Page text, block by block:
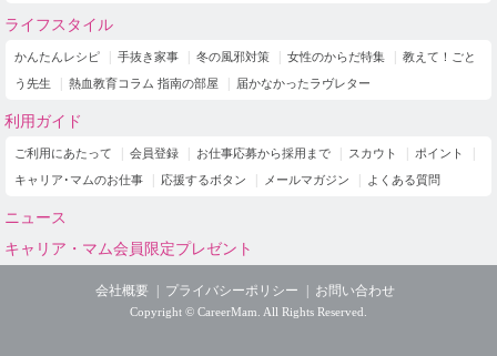
ライフスタイル
かんたんレシピ 手抜き家事 冬の風邪対策 女性のからだ特集
教えて！ごと
う先生
熱血教育コラム 指南の部屋 届かなかったラヴレター
利用ガイド
ご利用にあたって 会員登録 お仕事応募から採用まで スカウト
ポイント
キャリア･マムのお仕事
応援するボタン メールマガジン よくある質問
ニュース
キャリア・マム会員限定プレゼント
会社概要 プライバシーポリシー お問い合わせ
Copyright © CareerMam. All Rights Reserved.